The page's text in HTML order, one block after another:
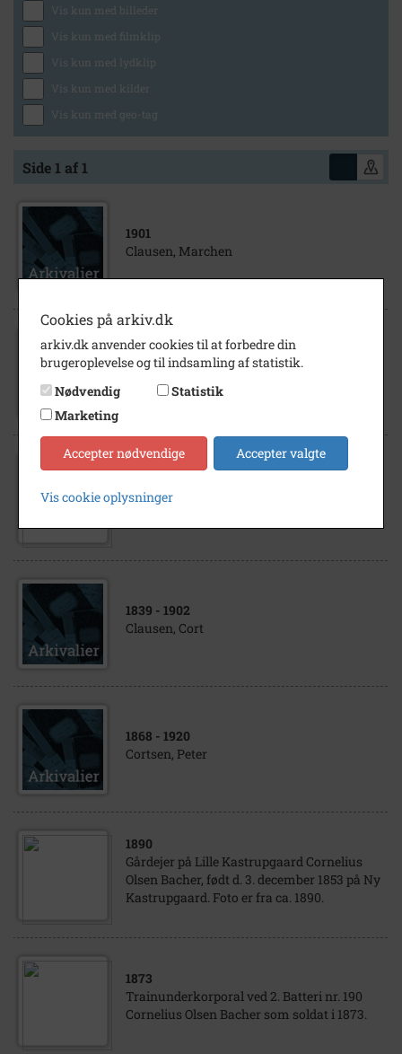
Vis kun med billeder
Vis kun med filmklip
Vis kun med lydklip
Vis kun med kilder
Vis kun med geo-tag
Side 1 af 1
1901
Clausen, Marchen
1917- 1920
99.4 Clausen, Marchen datter af Claus
Dirchsen og Ellen Ågesen i Ullerup
Marchen Clausen gift Bacher
1839 - 1902
Clausen, Cort
1868 - 1920
Cortsen, Peter
1890
Gårdejer på Lille Kastrupgaard Cornelius
Olsen Bacher, født d. 3. december 1853 på Ny
Kastrupgaard. Foto er fra ca. 1890.
1873
Trainunderkorporal ved 2. Batteri nr. 190
Cornelius Olsen Bacher som soldat i 1873.
Cookies på arkiv.dk
arkiv.dk anvender cookies til at forbedre din
brugeroplevelse og til indsamling af statistik.
Nødvendig
Statistik
Marketing
Accepter nødvendige Accepter valgte
Vis cookie oplysninger